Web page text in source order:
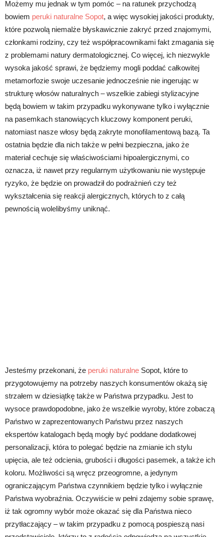
Możemy mu jednak w tym pomóc – na ratunek przychodzą
bowiem peruki naturalne Sopot, a więc wysokiej jakości produkty,
które pozwolą niemalże błyskawicznie zakryć przed znajomymi,
członkami rodziny, czy też współpracownikami fakt zmagania się
z problemami natury dermatologicznej. Co więcej, ich niezwykle
wysoka jakość sprawi, że będziemy mogli poddać całkowitej
metamorfozie swoje uczesanie jednocześnie nie ingerując w
strukturę włosów naturalnych – wszelkie zabiegi stylizacyjne
będą bowiem w takim przypadku wykonywane tylko i wyłącznie
na pasemkach stanowiących kluczowy komponent peruki,
natomiast nasze włosy będą zakryte monofilamentową bazą. Ta
ostatnia będzie dla nich także w pełni bezpieczna, jako że
materiał cechuje się właściwościami hipoalergicznymi, co
oznacza, iż nawet przy regularnym użytkowaniu nie występuje
ryzyko, że będzie on prowadził do podrażnień czy też
wykształcenia się reakcji alergicznych, których to z całą
pewnością wolelibyśmy uniknąć.
Jesteśmy przekonani, że peruki naturalne Sopot, które to
przygotowujemy na potrzeby naszych konsumentów okażą się
strzałem w dziesiątkę także w Państwa przypadku. Jest to
wysoce prawdopodobne, jako że wszelkie wyroby, które zobaczą
Państwo w zaprezentowanych Państwu przez naszych
ekspertów katalogach będą mogły być poddane dodatkowej
personalizacji, która to polegać będzie na zmianie ich stylu
upięcia, ale też odcienia, grubości i długości pasemek, a także ich
koloru. Możliwości są wręcz przeogromne, a jedynym
ograniczającym Państwa czynnikiem będzie tylko i wyłącznie
Państwa wyobraźnia. Oczywiście w pełni zdajemy sobie sprawę,
iż tak ogromny wybór może okazać się dla Państwa nieco
przytłaczający – w takim przypadku z pomocą pospieszą nasi